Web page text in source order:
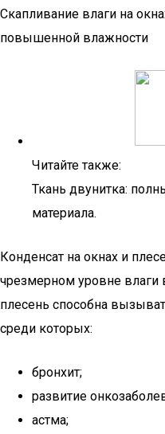
Скапливание влаги на
повышенной влажности
Читайте также:
Ткань двунитка:
материала.
Конденсат на окнах и
чрезмерном уровне
плесень способна
среди которых:
бронхит;
развитие
астма;